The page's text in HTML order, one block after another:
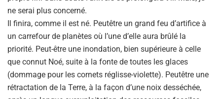
ne serai plus concerné.
Il finira, comme il est né. Peutêtre un grand feu d’artifice à
un carrefour de planètes où l’une d’elle aura brûlé la
priorité. Peut-être une inondation, bien supérieure à celle
que connut Noé, suite à la fonte de toutes les glaces
(dommage pour les cornets réglisse-violette). Peutêtre une
rétractation de la Terre, à la façon d’une noix desséchée,